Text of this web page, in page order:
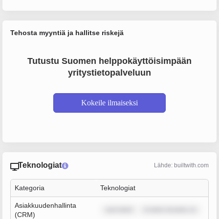
Tehosta myyntiä ja hallitse riskejä
Tutustu Suomen helppokäyttöisimpään
yritystietopalveluun
Kokeile ilmaiseksi
Teknologiat Lähde: builtwith.com
Kategoria Teknologiat
Asiakkuudenhallinta
(CRM)